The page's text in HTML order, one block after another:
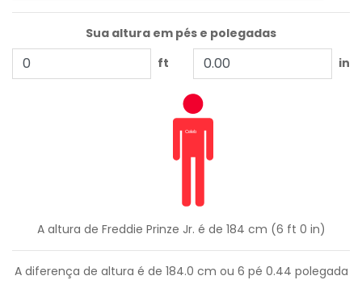
Sua altura em pés e polegadas
ft
in
A altura de Freddie Prinze Jr. é de 184 cm (6 ft 0 in)
A diferença de altura é de 184.0 cm ou 6 pé 0.44 polegada